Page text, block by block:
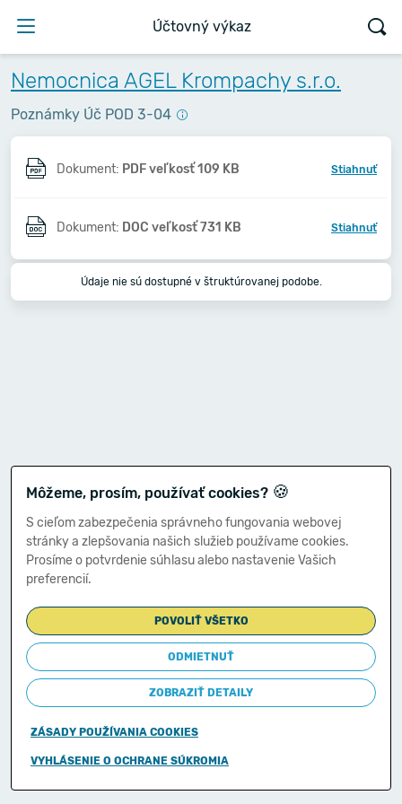
Účtovný výkaz
Nemocnica AGEL Krompachy s.r.o.
Poznámky Úč POD 3-04
Dokument: PDF veľkosť 109 KB Stiahnuť
Dokument: DOC veľkosť 731 KB Stiahnuť
Údaje nie sú dostupné v štruktúrovanej podobe.
Môžeme, prosím, používať cookies? 🍪
S cieľom zabezpečenia správneho fungovania webovej
stránky a zlepšovania našich služieb používame cookies.
Prosíme o potvrdenie súhlasu alebo nastavenie Vašich
preferencií.
POVOLIŤ VŠETKO
ODMIETNUŤ
ZOBRAZIŤ DETAILY
ZÁSADY POUŽÍVANIA COOKIES
VYHLÁSENIE O OCHRANE SÚKROMIA
Copyright © 2011-2026